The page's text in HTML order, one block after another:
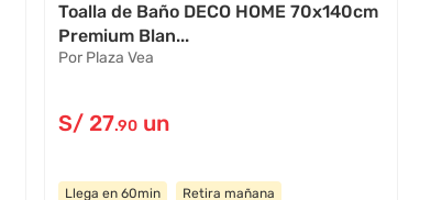
Toalla de Baño DECO HOME 70x140cm
Premium Blan...
Por Plaza Vea
S/ 27.90 un
Llega en 60min Retira mañana